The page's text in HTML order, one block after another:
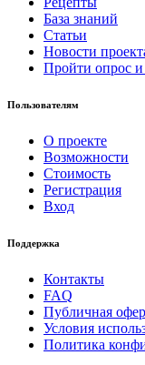
База знаний
Статьи
Новости
Пройти опрос и
Пользователям
О проекте
Возможности
Стоимость
Регистрация
Вход
Поддержка
Контакты
FAQ
Публичная
Условия
Политика